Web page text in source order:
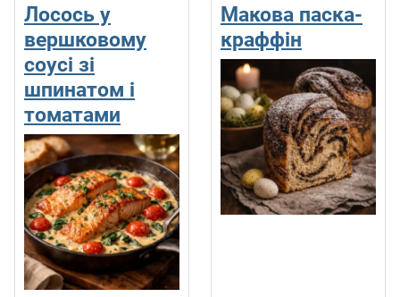
Лосось у
вершковому
соусі зі
шпинатом і
томатами
Макова паска-
краффін